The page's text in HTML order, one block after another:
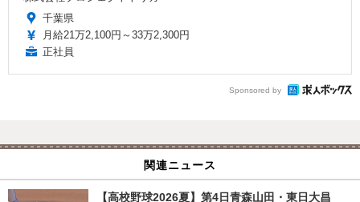
千葉県
月給21万2,100円～33万2,300円
正社員
Sponsored by
関連ニュース
【高校野球2026夏】第4日青森山田・東日大昌